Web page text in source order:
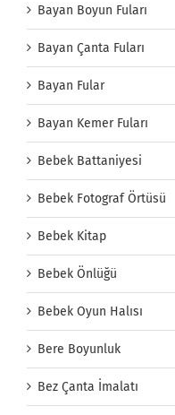
Bayan Boyun Fuları
Bayan Çanta Fuları
Bayan Fular
Bayan Kemer Fuları
Bebek Battaniyesi
Bebek Fotograf Örtüsü
Bebek Kitap
Bebek Önlüğü
Bebek Oyun Halısı
Bere Boyunluk
Bez Çanta İmalatı